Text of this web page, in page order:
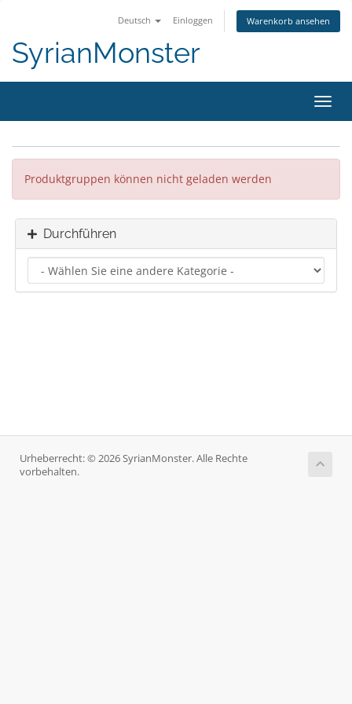
Deutsch Einloggen Warenkorb ansehen
SyrianMonster
ein-/
Produktgruppen können nicht geladen werden
Durchführen
Urheberrecht: © 2026 SyrianMonster. Alle Rechte
vorbehalten.